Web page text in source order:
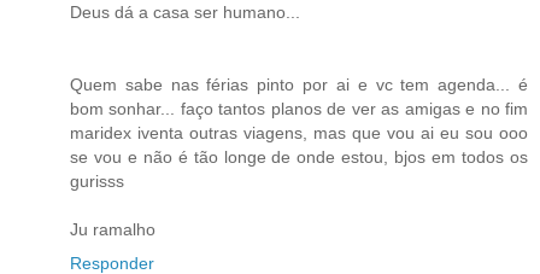
Deus dá a casa ser humano...
Quem sabe nas férias pinto por ai e vc tem agenda... é
bom sonhar... faço tantos planos de ver as amigas e no fim
maridex iventa outras viagens, mas que vou ai eu sou ooo
se vou e não é tão longe de onde estou, bjos em todos os
gurisss
Ju ramalho
Responder